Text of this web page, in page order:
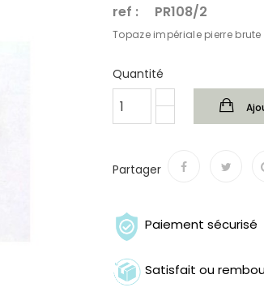
ref : PR108/2
Topaze impériale pierre
Quantité
Partager
Paiement sécurisé
Satisfait ou